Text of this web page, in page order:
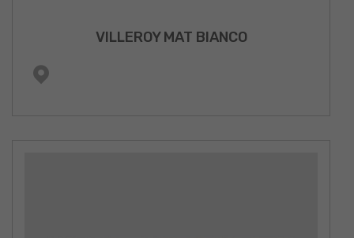
VILLEROY MAT BIANCO